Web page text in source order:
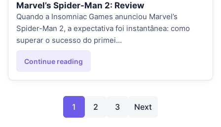
Marvel’s Spider-Man 2: Review
Quando a Insomniac Games anunciou Marvel’s
Spider-Man 2, a expectativa foi instantânea: como
superar o sucesso do primei…
Continue reading
"Marvel’s Spider-Man 2: Review"
Paginação de
Page
1
Page
2
Page
3 Next